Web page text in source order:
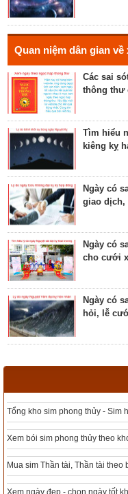
Hé lộ
nghĩa
Luận bàn
Bật mí
Giải mã
Khám phá
Luận giải
xấu? Ý
Luận bàn
xấu? Ý
Bật mí
Quan niệm dân gian về
cho xuất
Các sai
thông thư
Tìm hiểu
kiêng kỵ
Ngày có
giao dịch,
Ngày có
cho cưới
Ngày có
hỏi, lễ
cho cưới
Ngày có
hành,
Ngày có
Tổng kho sim phong thủy - Sim
Xem bói sim phong thủy theo
Mua sim Thần tài, Thần tài theo
Xem ngày đẹp - chọn ngày tốt